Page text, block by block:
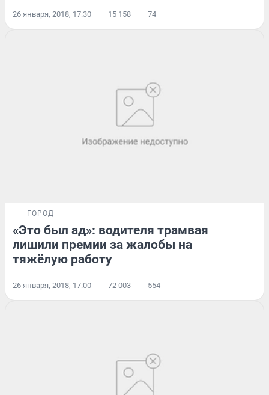
26 января, 2018, 17:30 15 158 74
ГОРОД
«Это был ад»: водителя трамвая
лишили премии за жалобы на
тяжёлую работу
26 января, 2018, 17:00 72 003 554